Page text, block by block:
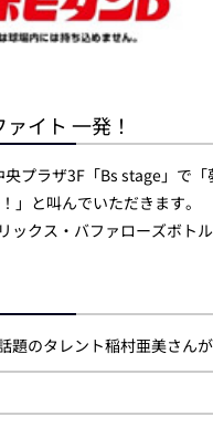
イト 一発！
プラザ3F「Bs stage」で
」と叫んでいただきます。
ックス・バファローズボト
題のタレント稲村亜美さん